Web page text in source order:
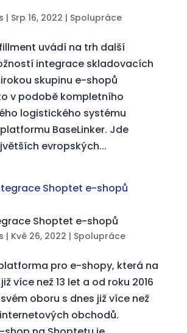
| Srp 16, 2022 | Spolupráce
uvádí na trh další
integrace skladovacích
skupinu e-shopů
v podobě kompletního
logistického systému
BaseLinker. Jde
evropských...
Shoptet e-shopů
| Kvě 26, 2022 | Spolupráce
pro e-shopy, která na
více než 13 let a od roku 2016
oboru s dnes již více než
obchodů.